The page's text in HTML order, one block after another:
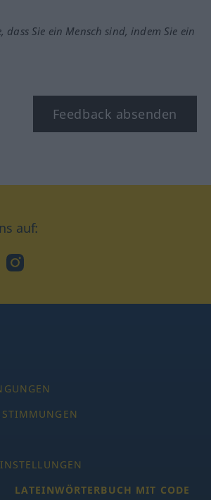
dass Sie ein Mensch sind, indem Sie ein
Feedback absenden
auf:
Instagram
LATEINWÖRTERBUCH MIT CODE